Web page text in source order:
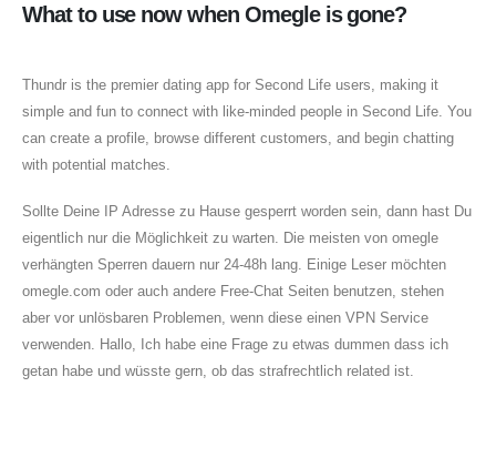
What to use now when Omegle is gone?
Thundr is the premier dating app for Second Life users, making it
simple and fun to connect with like-minded people in Second Life. You
can create a profile, browse different customers, and begin chatting
with potential matches.
Sollte Deine IP Adresse zu Hause gesperrt worden sein, dann hast Du
eigentlich nur die Möglichkeit zu warten. Die meisten von omegle
verhängten Sperren dauern nur 24-48h lang. Einige Leser möchten
omegle.com oder auch andere Free-Chat Seiten benutzen, stehen
aber vor unlösbaren Problemen, wenn diese einen VPN Service
verwenden. Hallo, Ich habe eine Frage zu etwas dummen dass ich
getan habe und wüsste gern, ob das strafrechtlich related ist.